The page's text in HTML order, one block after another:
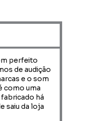
perfeito
de audição
e o som
como uma
há
saiu da loja